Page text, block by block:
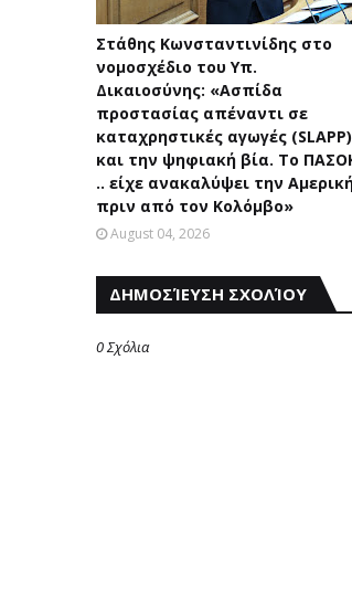
Στάθης Κωνσταντινίδης στο
νομοσχέδιο του Υπ.
Δικαιοσύνης: «Ασπίδα
προστασίας απέναντι σε
καταχρηστικές αγωγές (SLAPP)
και την ψηφιακή βία. Το
.. είχε ανακαλύψει την
πριν από τον Κολόμβο»
August 04, 2026
ΔΗΜΟΣΊΕΥΣΗ ΣΧΟΛΊΟΥ
0 Σχόλια